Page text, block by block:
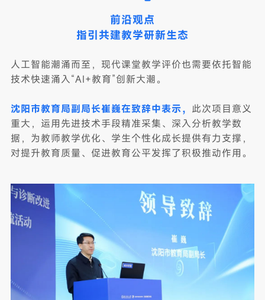
前沿观点
指引共建教学研新生态
人工智能潮涌而至，现代课堂教学评价也需要依托智能
技术快速涌入“AI+教育”创新大潮。
沈阳市教育局副局长崔巍在致辞中表示， 此次项目意义
重大，运用先进技术手段精准采集、深入分析教学数
据，为教师教学优化、学生个性化成长提供有力支撑，
对提升教育质量、促进教育公平发挥了积极推动作用。